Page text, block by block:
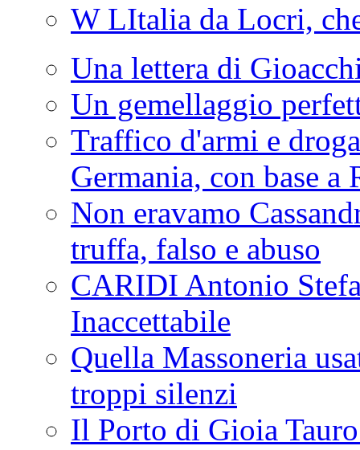
W LItalia da Locri,
Una lettera di
Un gemellaggio
Traffico d'armi e
Germania, con base a
Non eravamo
truffa, falso e abuso
CARIDI Antonio
Inaccettabile
Quella Massoneria
troppi silenzi
Il Porto di Gioia